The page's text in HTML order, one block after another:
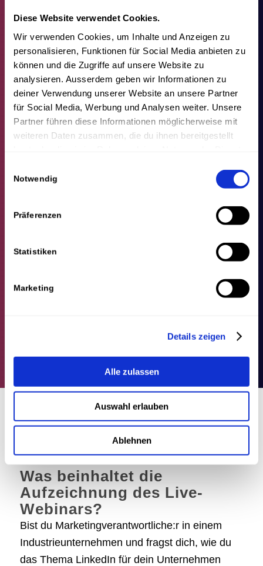
Diese Website verwendet Cookies.
Wir verwenden Cookies, um Inhalte und Anzeigen zu
personalisieren, Funktionen für Social Media anbieten zu
können und die Zugriffe auf unsere Website zu
analysieren. Ausserdem geben wir Informationen zu
deiner Verwendung unserer Website an unsere Partner
für Social Media, Werbung und Analysen weiter. Unsere
Partner führen diese Informationen möglicherweise mit
weiteren Daten zusammen, die du ihnen bereitgestellt
Notwendig
Präferenzen
Statistiken
Marketing
Details zeigen
Alle zulassen
Auswahl erlauben
Ablehnen
eingehen zu können.
Du kannst dich jederzeit vom Erhalt
des Newsletters abmelden.
Erfahre ausführliche Informationen in
unsererDatenschutzerklärung.
Was beinhaltet die
Aufzeichnung des Live-
Webinars?
Bist du Marketingverantwortliche:r in einem
Industrieunternehmen und fragst dich, wie du
das Thema LinkedIn für dein Unternehmen